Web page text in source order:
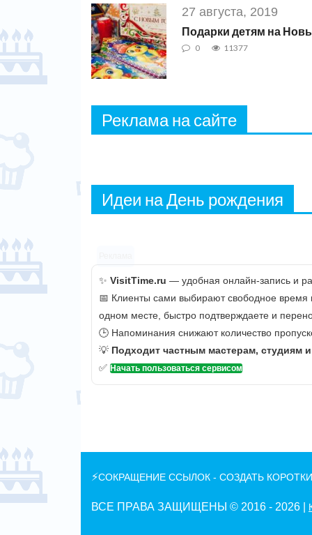
27 августа, 2019
Подарки детям на
0 11377
Реклама на сайте
Идеи на День рождения
✨ VisitTime.ru — удобная онлайн-запись и
📅 Клиенты сами выбирают свободное время
одном месте, быстро подтверждаете и
🕒 Напоминания снижают количество
💡 Подходит частным мастерам, студиям
✅ Начать пользоваться сервисом
⚡СОКРАЩЕНИЕ ССЫЛОК - СОЗДАТЬ
ВСЕ ПРАВА ЗАЩИЩЕНЫ © 2016 - 2026 |